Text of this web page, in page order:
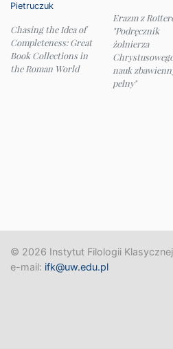
Pietruczuk
Chasing the Idea of
Completeness: Great
Book Collections in
the Roman World
Erazm z
"Podręcznik
żołnierza
nauk
pełny"
© 2026 Instytut Filologii
e-mail: ifk@uw.edu.pl